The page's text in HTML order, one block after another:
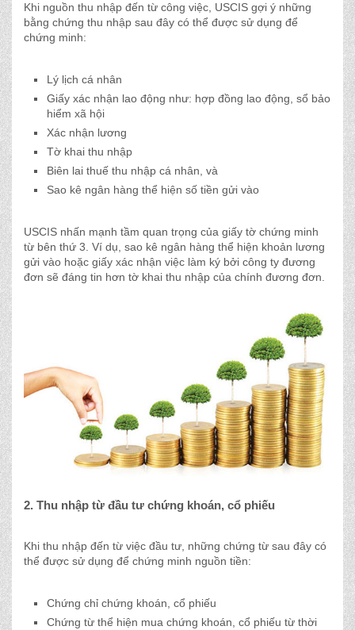
Khi nguồn thu nhập đến từ công việc, USCIS gợi ý những
bằng chứng thu nhập sau đây có thể được sử dụng để
chứng minh:
Lý lịch cá nhân
Giấy xác nhận lao động như: hợp đồng lao động, sổ bảo
hiểm xã hội
Xác nhận lương
Tờ khai thu nhập
Biên lai thuế thu nhập cá nhân, và
Sao kê ngân hàng thể hiện số tiền gửi vào
USCIS nhấn mạnh tầm quan trọng của giấy tờ chứng minh
từ bên thứ 3. Ví dụ, sao kê ngân hàng thể hiện khoản lương
gửi vào hoặc giấy xác nhận việc làm ký bởi công ty đương
đơn sẽ đáng tin hơn tờ khai thu nhập của chính đương đơn.
2. Thu nhập từ đầu tư chứng khoán, cổ phiếu
Khi thu nhập đến từ việc đầu tư, những chứng từ sau đây có
thể được sử dụng để chứng minh nguồn tiền:
Chứng chỉ chứng khoán, cổ phiếu
Chứng từ thể hiện mua chứng khoán, cổ phiếu từ thời